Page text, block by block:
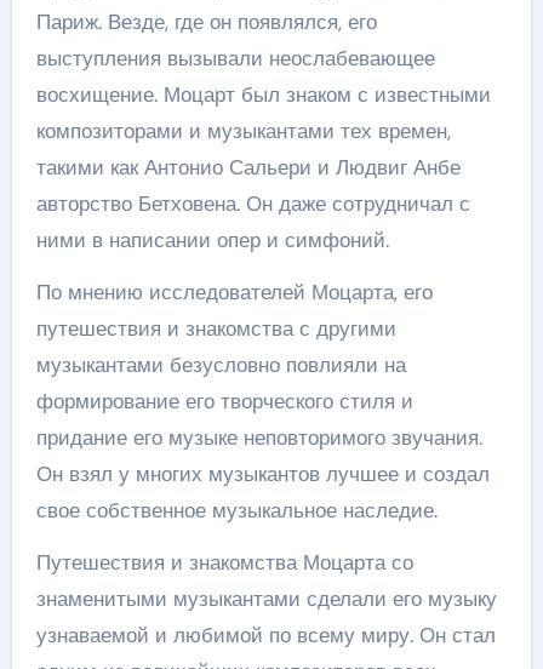
Париж. Везде, где он появлялся, его
выступления вызывали неослабевающее
восхищение. Моцарт был знаком с известными
композиторами и музыкантами тех времен,
такими как Антонио Сальери и Людвиг Анбе
авторство Бетховена. Он даже сотрудничал с
ними в написании опер и симфоний.
По мнению исследователей Моцарта, его
путешествия и знакомства с другими
музыкантами безусловно повлияли на
формирование его творческого стиля и
придание его музыке неповторимого звучания.
Он взял у многих музыкантов лучшее и создал
свое собственное музыкальное наследие.
Путешествия и знакомства Моцарта со
знаменитыми музыкантами сделали его музыку
узнаваемой и любимой по всему миру. Он стал